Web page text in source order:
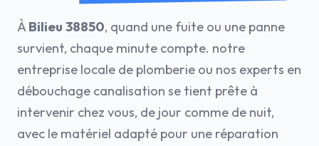
ÀBilieu 38850, quand une fuite ou une panne
survient, chaque minute compte. notre
entreprise locale de plomberie ou nos experts en
débouchage canalisation se tient prête à
intervenir chez vous, de jour comme de nuit,
avec le matériel adapté pour une réparation